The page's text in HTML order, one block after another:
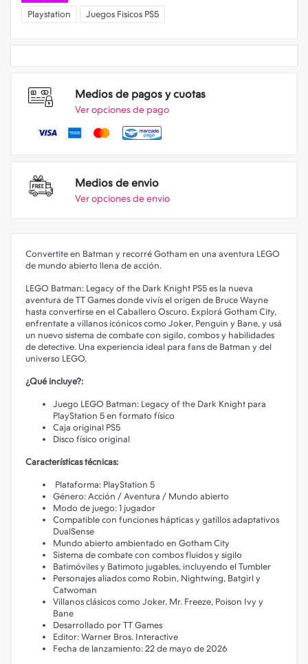
Playstation Juegos Fisicos PS5
Medios de pagos y cuotas
Ver opciones de pago
Medios de envio
Ver opciones de envio
Convertite en Batman y recorré Gotham en una aventura LEGO
de mundo abierto llena de acción.
LEGO Batman: Legacy of the Dark Knight PS5 es la nueva
aventura de TT Games donde vivís el origen de Bruce Wayne
hasta convertirse en el Caballero Oscuro. Explorá Gotham City,
enfrentate a villanos icónicos como Joker, Penguin y Bane, y usá
un nuevo sistema de combate con sigilo, combos y habilidades
de detective. Una experiencia ideal para fans de Batman y del
universo LEGO.
¿Qué incluye?:
Juego LEGO Batman: Legacy of the Dark Knight para
PlayStation 5 en formato físico
Caja original PS5
Disco físico original
Características técnicas:
Plataforma: PlayStation 5
Género: Acción / Aventura / Mundo abierto
Modo de juego: 1 jugador
Compatible con funciones hápticas y gatillos adaptativos
DualSense
Mundo abierto ambientado en Gotham City
Sistema de combate con combos fluidos y sigilo
Batimóviles y Batimoto jugables, incluyendo el Tumbler
Personajes aliados como Robin, Nightwing, Batgirl y
Catwoman
Villanos clásicos como Joker, Mr. Freeze, Poison Ivy y
Bane
Desarrollado por TT Games
Editor: Warner Bros. Interactive
Fecha de lanzamiento: 22 de mayo de 2026